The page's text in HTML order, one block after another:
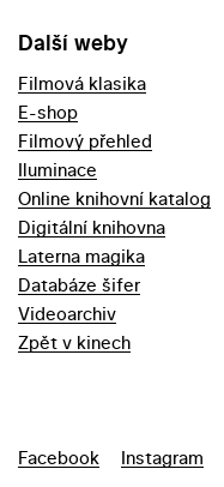
Další weby
Filmová klasika
E-shop
Filmový přehled
Iluminace
Online knihovní katalog
Digitální knihovna
Laterna magika
Databáze šifer
Videoarchiv
Zpět v kinech
Facebook Instagram